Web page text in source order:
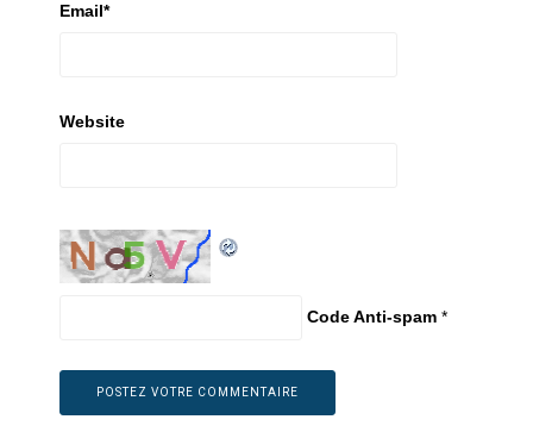
Email*
Website
Code Anti-spam *